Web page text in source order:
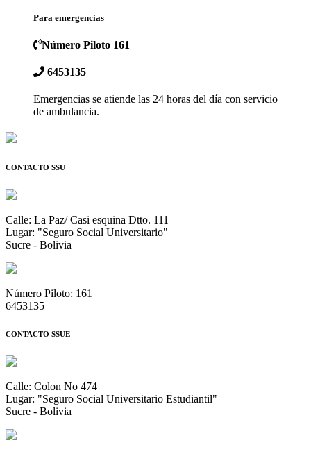
Para emergencias
Número Piloto 161
6453135
Emergencias se atiende las 24 horas del día con servicio
de ambulancia.
CONTACTO SSU
Calle: La Paz/ Casi esquina Dtto. 111
Lugar: "Seguro Social Universitario"
Sucre - Bolivia
Número Piloto: 161
6453135
CONTACTO SSUE
Calle: Colon No 474
Lugar: "Seguro Social Universitario Estudiantil"
Sucre - Bolivia